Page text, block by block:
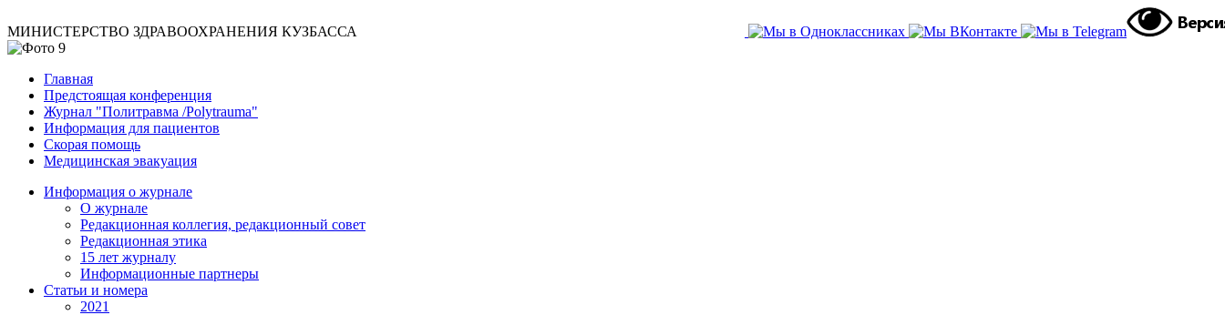
МИНИСТЕРСТВО ЗДРАВООХРАНЕНИЯ КУЗБАССА
Главная
Предстоящая конференция
Журнал "Политравма /Polytrauma"
Информация для пациентов
Скорая помощь
Медицинская эвакуация
Информация о журнале
О журнале
Редакционная коллегия, редакционный совет
Редакционная этика
15 лет журналу
Информационные партнеры
Статьи и номера
2021